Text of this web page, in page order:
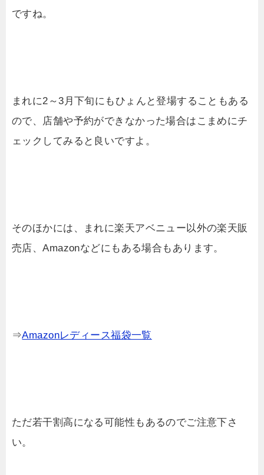
ですね。
まれに2～3月下旬にもひょんと登場することもある
ので、店舗や予約ができなかった場合はこまめにチ
ェックしてみると良いですよ。
そのほかには、まれに楽天アベニュー以外の楽天販
売店、Amazonなどにもある場合もあります。
⇒Amazonレディース福袋一覧
ただ若干割高になる可能性もあるのでご注意下さ
い。